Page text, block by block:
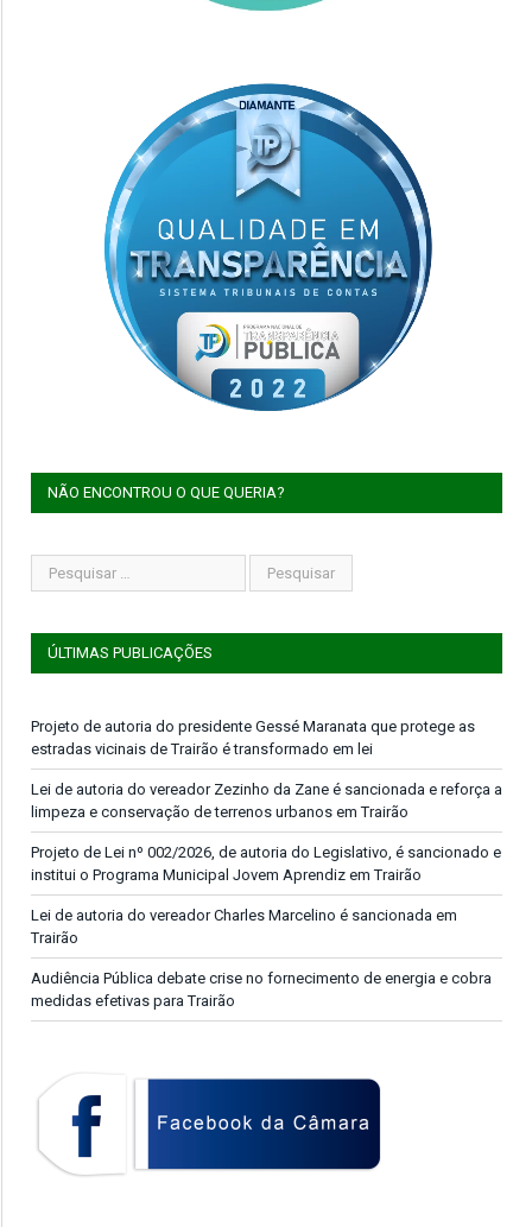
NÃO ENCONTROU O QUE QUERIA?
ÚLTIMAS PUBLICAÇÕES
Projeto de autoria do presidente Gessé Maranata que protege as
estradas vicinais de Trairão é transformado em lei
Lei de autoria do vereador Zezinho da Zane é sancionada e reforça a
limpeza e conservação de terrenos urbanos em Trairão
Projeto de Lei nº 002/2026, de autoria do Legislativo, é sancionado e
institui o Programa Municipal Jovem Aprendiz em Trairão
Lei de autoria do vereador Charles Marcelino é sancionada em
Trairão
Audiência Pública debate crise no fornecimento de energia e cobra
medidas efetivas para Trairão